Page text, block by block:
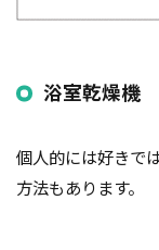
浴室乾燥機
個人的には好きで
方法もあります。